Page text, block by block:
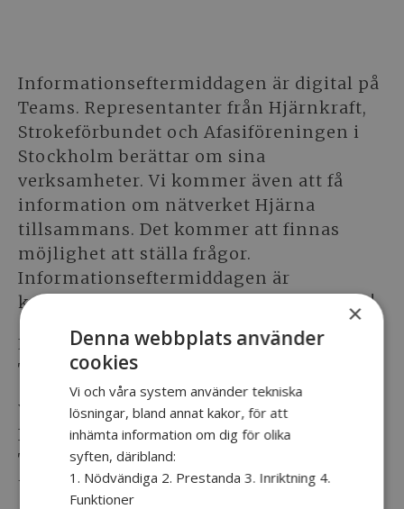
Informationseftermiddagen är digital på
Teams. Representanter från Hjärnkraft,
Strokeförbundet och Afasiföreningen i
Stockholm berättar om sina
verksamheter. Vi kommer även att få
information om nätverket Hjärna
tillsammans. Det kommer att finnas
möjlighet att ställa frågor.
Informationseftermiddagen är
kostnadsfri. Varmt välkommen att delta!
När
Tisdag den 6 maj 2025 kl 14:00 – 16:30
Var
Informationseftermiddagen är digital på
Teams. Länken mejlas ut dagen innan
till anmälda deltagare.
×
Denna webbplats använder
cookies
Vi och våra system använder tekniska
lösningar, bland annat kakor, för att
inhämta information om dig för olika
syften, däribland:
1. Nödvändiga 2. Prestanda 3. Inriktning 4.
Funktioner